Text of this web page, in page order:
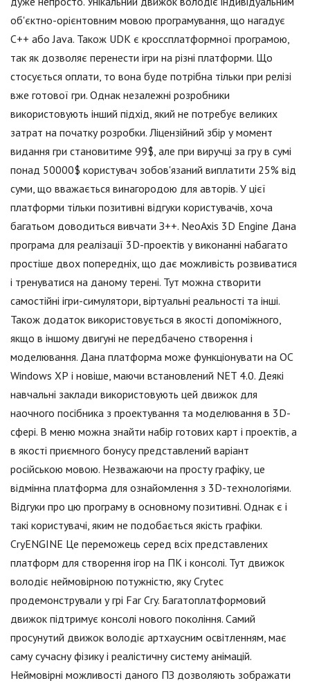
об'єктно-орієнтовним мовою програмування, що нагадує
С++ або Java. Також UDK є кроссплатформної програмою,
так як дозволяє перенести ігри на різні платформи. Що
стосується оплати, то вона буде потрібна тільки при релізі
вже готової гри. Однак незалежні розробники
використовують інший підхід, який не потребує великих
затрат на початку розробки. Ліцензійний збір у момент
видання гри становитиме 99$, але при виручці за гру в сумі
понад 50000$ користувач зобов'язаний виплатити 25% від
суми, що вважається винагородою для авторів. У цієї
платформи тільки позитивні відгуки користувачів, хоча
багатьом доводиться вивчати З++. NeoAxis 3D Engine Дана
програма для реалізації 3D-проектів у виконанні набагато
простіше двох попередніх, що дає можливість розвиватися
і тренуватися на даному терені. Тут можна створити
самостійні ігри-симулятори, віртуальні реальності та інші.
Також додаток використовується в якості допоміжного,
якщо в іншому двигуні не передбачено створення і
моделювання. Дана платформа може функціонувати на ОС
Windows ХР і новіше, маючи встановлений NET 4.0. Деякі
навчальні заклади використовують цей движок для
наочного посібника з проектування та моделювання в 3D-
сфері. В меню можна знайти набір готових карт і проектів, а
в якості приємного бонусу представлений варіант
російською мовою. Незважаючи на просту графіку, це
відмінна платформа для ознайомлення з 3D-технологіями.
Відгуки про цю програму в основному позитивні. Однак є і
такі користувачі, яким не подобається якість графіки.
CryENGINE Це переможець серед всіх представлених
платформ для створення ігор на ПК і консолі. Тут движок
володіє неймовірною потужністю, яку Crytec
продемонстрували у грі Far Cry. Багатоплатформовий
движок підтримує консолі нового покоління. Самий
просунутий движок володіє артхаусним освітленням, має
саму сучасну фізику і реалістичну систему анімацій.
Неймовірні можливості даного ПЗ дозволяють зображати